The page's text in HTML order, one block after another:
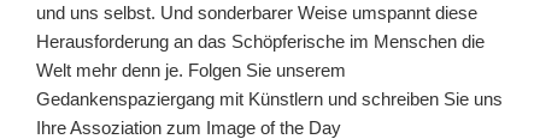
und uns selbst. Und sonderbarer Weise umspannt diese
Herausforderung an das Schöpferische im Menschen die
Welt mehr denn je. Folgen Sie unserem
Gedankenspaziergang mit Künstlern und schreiben Sie uns
Ihre Assoziation zum Image of the Day